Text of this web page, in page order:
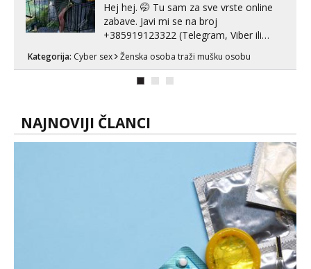
Hej hej. 🤭 Tu sam za sve vrste online
zabave. Javi mi se na broj
+385919123322 (Telegram, Viber ili
Whatsapp). 🤙 NE javljaj se na uzivo.
Hvala.
Kategorija: Cyber sex Ženska osoba traži mušku osobu
NAJNOVIJI ČLANCI